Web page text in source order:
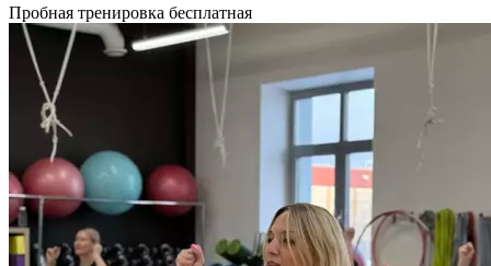
функциональная танцевальная тренировка, основанная
на 3 базисах: музыкальность, лирическое выражение (через
танец мы рассказываем, о чем песня) и функциональный
тренинг. Хореография построена на основных принципах
фитнеса, которых достаточно, чтобы бросить вызов опытному
танцору, но при этом оставаться доступными для людей
без танцевального опыта. Длительность тренировки 55 минут.
Пробная тренировка бесплатная